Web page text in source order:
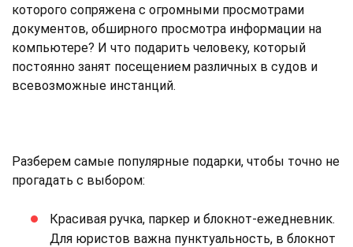
которого сопряжена с огромными просмотрами
документов, обширного просмотра информации на
компьютере? И что подарить человеку, который
постоянно занят посещением различных в судов и
всевозможные инстанций.
Разберем самые популярные подарки, чтобы точно не
прогадать с выбором:
Красивая ручка, паркер и блокнот-ежедневник.
Для юристов важна пунктуальность, в блокнот